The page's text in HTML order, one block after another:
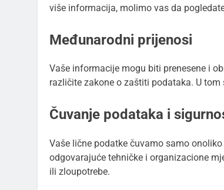
više informacija, molimo vas da
Međunarodni prijenosi
Vaše informacije mogu biti prenesene i
različite zakone o zaštiti podataka. U
Čuvanje podataka i
Vaše lične podatke čuvamo samo
odgovarajuće tehničke i organizacione
ili zloupotrebe.